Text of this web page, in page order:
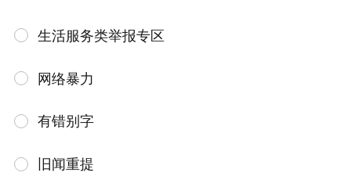
生活服务类举报专区
网络暴力
有错别字
旧闻重提